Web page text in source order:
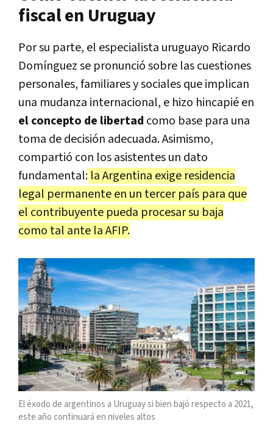
fiscal en Uruguay
Por su parte, el especialista uruguayo Ricardo
Domínguez se pronunció sobre las cuestiones
personales, familiares y sociales que implican
una mudanza internacional, e hizo hincapié en
el concepto de libertad como base para una
toma de decisión adecuada. Asimismo,
compartió con los asistentes un dato
fundamental: la Argentina exige residencia
legal permanente en un tercer país para que
el contribuyente pueda procesar su baja
como tal ante la AFIP.
El éxodo de argentinos a Uruguay si bien bajó respecto a 2021,
este año continuará en niveles altos